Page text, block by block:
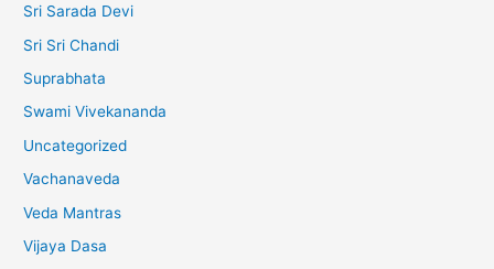
Sri Sarada Devi
Sri Sri Chandi
Suprabhata
Swami Vivekananda
Uncategorized
Vachanaveda
Veda Mantras
Vijaya Dasa